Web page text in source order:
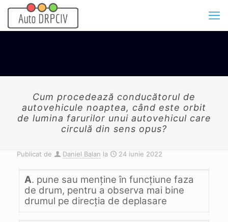
Cum procedează conducătorul de
autovehicule noaptea, când este orbit
de lumina farurilor unui autovehicul care
circulă din sens opus?
Publicat de Daniel Balan la 24 iunie 2022
A. pune sau menţine în funcţiune faza
de drum, pentru a observa mai bine
drumul pe direcţia de deplasare